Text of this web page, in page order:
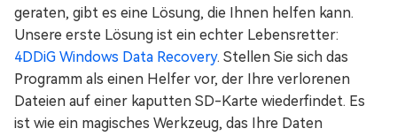
geraten, gibt es eine Lösung, die Ihnen helfen kann.
Unsere erste Lösung ist ein echter Lebensretter:
4DDiG Windows Data Recovery. Stellen Sie sich das
Programm als einen Helfer vor, der Ihre verlorenen
Dateien auf einer kaputten SD-Karte wiederfindet. Es
ist wie ein magisches Werkzeug, das Ihre Daten